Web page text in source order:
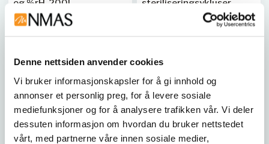
Denne nettsiden anvender cookies
Vi bruker informasjonskapsler for å gi innhold og
annonser et personlig preg, for å levere sosiale
mediefunksjoner og for å analysere trafikken vår. Vi deler
dessuten informasjon om hvordan du bruker nettstedet
vårt, med partnerne våre innen sosiale medier,
og %rH, 200L
Monitor and control
chamber for hypoxic stress
carcinogenic tumors,
toxicity, and more. HEPA
filtration.
NU-5841E
Kjøp her
steriliseringsykluser,
environment by injecting
chamber, which suppresses
oxygen. This makes the NU-
5731 a perfect unit for age-
related research and
studies.
Kjøp her